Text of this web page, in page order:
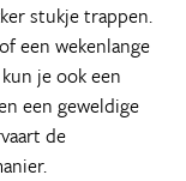
stukje trappen.
een wekenlange
je ook een
een geweldige
de